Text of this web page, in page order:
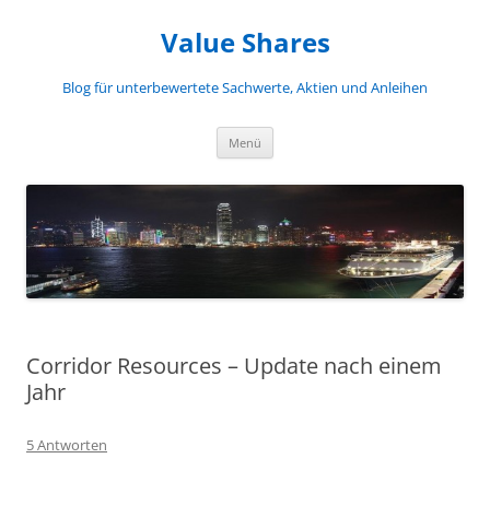
Value Shares
Blog für unterbewertete Sachwerte, Aktien und Anleihen
Menü
Corridor Resources – Update nach einem
Jahr
5 Antworten